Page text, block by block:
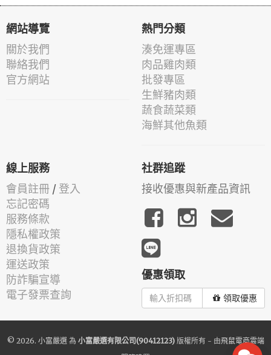
網站導覽
關於我們
聯絡我們
官方網站
熱門分類
湊免運專區
肉品雞肉類
批發專區
生鮮豬肉類
蔬食蔬菜類
海鮮其他魚類
線上服務
會員註冊 / 登入
忘記密碼
服務條款
隱私權政策
退換貨政策
運送政策
防詐騙宣導
電子發票查詢
社群追蹤
接收優惠與新產品資訊
優惠領取
領取優惠
© 2026. 小富嚴選為 小富嚴選有限公司(90412123)版權所有 - 由飛鼠電商雲端